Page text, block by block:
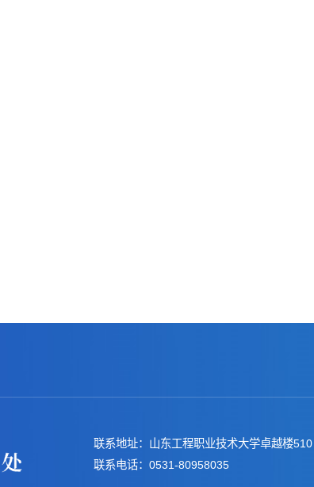
联系地址：山东工程职业技术大学卓越楼510
联系电话：0531-80958035